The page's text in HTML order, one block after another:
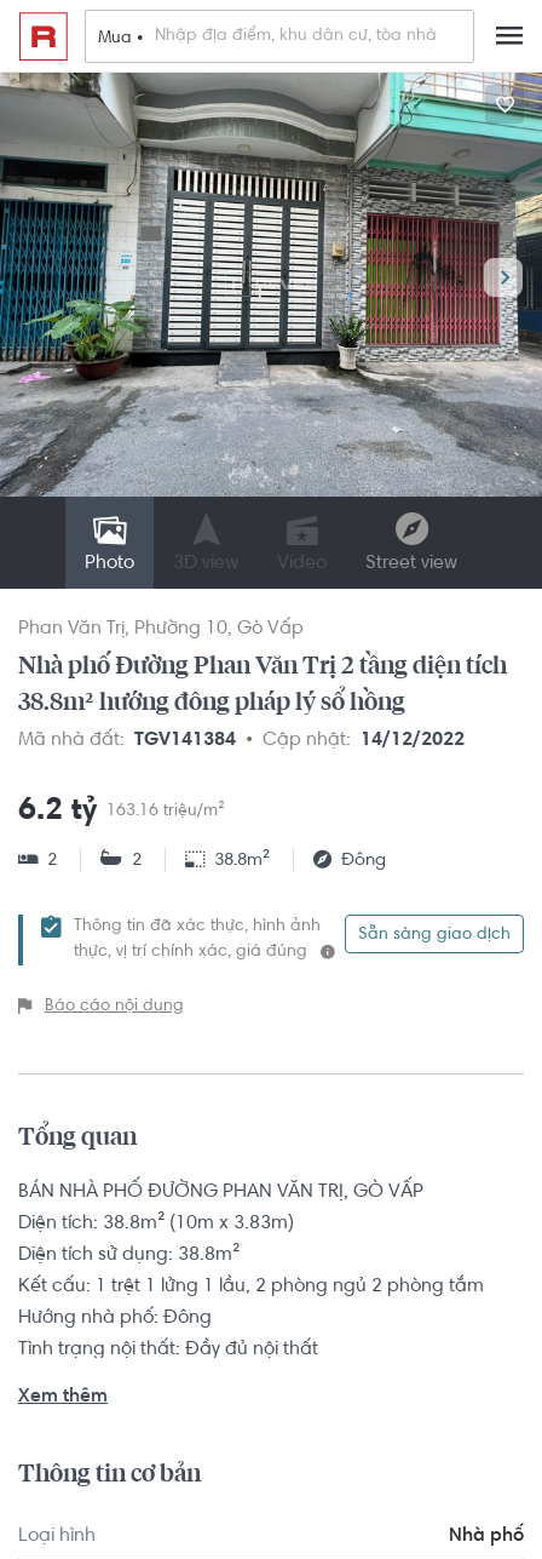
Mua •
Photo 3D view Video Street view
Phan Văn Trị Phường 10 Gò Vấp
Nhà phố Đường Phan Văn Trị 2 tầng diện tích
38.8m² hướng đông pháp lý sổ hồng
Mã nhà đất: TGV141384 Cập nhật: 14/12/2022
6.2 tỷ 163.16 triệu/m²
2 2 38.8m² Đông
Thông tin đã xác thực, hình ảnh
thực, vị trí chính xác, giá đúng
Sẵn sàng giao dịch
Báo cáo nội dung
Tổng quan
BÁN NHÀ PHỐ ĐƯỜNG PHAN VĂN TRỊ, GÒ VẤP
Diện tích: 38.8m² (10m x 3.83m)
Diện tích sử dụng: 38.8m²
Kết cấu: 1 trệt 1 lửng 1 lầu, 2 phòng ngủ 2 phòng tắm
Hướng nhà phố: Đông
Tình trạng nội thất: Đầy đủ nội thất
Quận 2 - TP HCM khoảng 9.5km, cách Trường Đại học Sài
thao quận 2 khoảng 8.0km, Advance Fitness & Gym -
Xem thêm
Thông tin cơ bản
Loại hình Nhà phố